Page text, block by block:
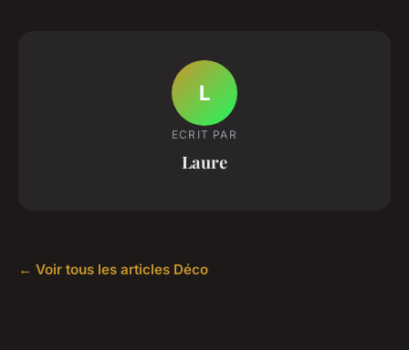
L
ECRIT PAR
Laure
← Voir tous les articles Déco